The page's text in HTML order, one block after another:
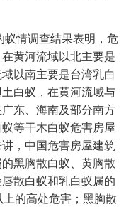
情调查结果表明，危
黄河流域以北主要是
以南主要是台湾乳白
白蚁，在黄河流域与
东、海南及部分南方
等干木白蚁危害房屋
，中国危害房屋建筑
黑胸散白蚁、黄胸散
散白蚁和乳白蚁属的
的高处危害；黑胸散